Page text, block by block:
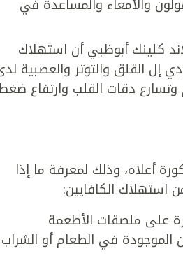
والأمعاء والمساعدة في
كلينك أبوظبي أن استهلاك
ملغ يومياً، يمكن أن يؤدي إل القلق والتوتر والعصبية
دقات القلب وارتفاع
أعلاه، وذلك لمعرفة ما إذا
استهلاك الكافايين:
على ملصقات الأطعمة
الموجودة في الطعام أو الشراب